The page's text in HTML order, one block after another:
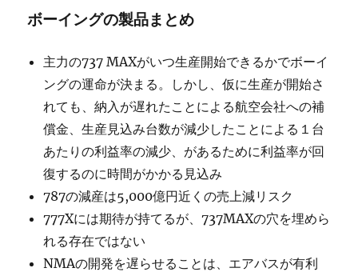
ボーイングの製品まとめ
主力の737 MAXがいつ生産開始できるかでボーイ
ングの運命が決まる。しかし、仮に生産が開始さ
れても、納入が遅れたことによる航空会社への補
償金、生産見込み台数が減少したことによる１台
あたりの利益率の減少、があるために利益率が回
復するのに時間がかかる見込み
787の減産は5,000億円近くの売上減リスク
777Xには期待が持てるが、737MAXの穴を埋めら
れる存在ではない
NMAの開発を遅らせることは、エアバスが有利